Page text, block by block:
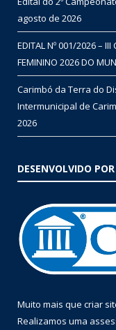
agosto de 2026
EDITAL Nº 001/2026 – III
FEMININO 2026 DO
Carimbó da Terra do
Intermunicipal de
2026
DESENVOLVIDO
Muito mais que criar
Realizamos uma